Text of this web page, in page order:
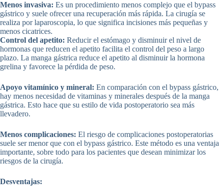
Menos invasiva: Es un procedimiento menos complejo que el bypass
gástrico y suele ofrecer una recuperación más rápida. La cirugía se
realiza por laparoscopia, lo que significa incisiones más pequeñas y
menos cicatrices.
Control del apetito: Reducir el estómago y disminuir el nivel de
hormonas que reducen el apetito facilita el control del peso a largo
plazo. La manga gástrica reduce el apetito al disminuir la hormona
grelina y favorece la pérdida de peso.
Apoyo vitamínico y mineral: En comparación con el bypass gástrico,
hay menos necesidad de vitaminas y minerales después de la manga
gástrica. Esto hace que su estilo de vida postoperatorio sea más
llevadero.
Menos complicaciones: El riesgo de complicaciones postoperatorias
suele ser menor que con el bypass gástrico. Este método es una ventaja
importante, sobre todo para los pacientes que desean minimizar los
riesgos de la cirugía.
Desventajas: